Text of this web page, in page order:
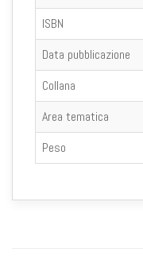
ISBN
Data pubblicazione
Collana
Area tematica
Peso